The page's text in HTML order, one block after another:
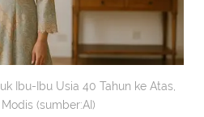
Ibu-Ibu Usia 40 Tahun ke Atas,
(sumber:AI)